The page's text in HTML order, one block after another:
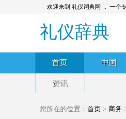
欢迎来到 礼仪词典网 ， 一个
礼仪辞典
首页 中国
资讯
您所在的位置： 首页 > 商务